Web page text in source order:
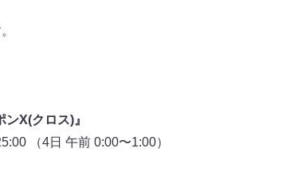
X(クロス)』
（4日 午前 0:00〜1:00）